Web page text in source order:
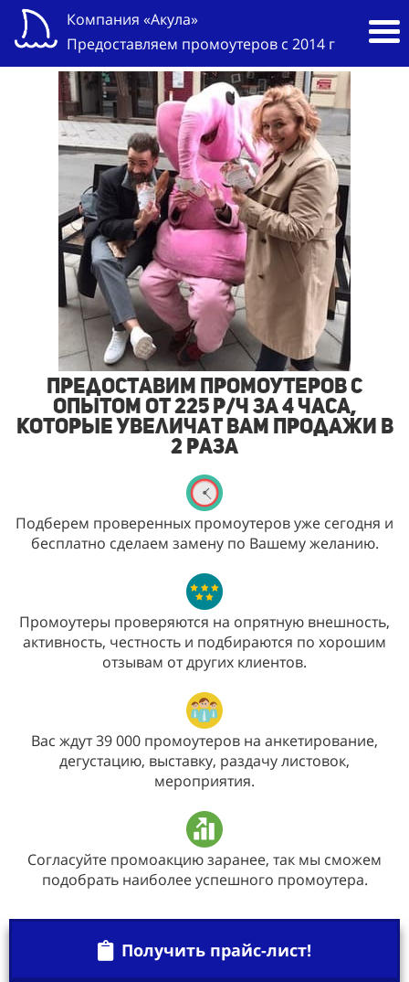
Компания «Акула»
Предоставляем промоутеров с 2014 г
Предоставим промоутеров с
опытом от 225 р/ч за 4 часа,
которые увеличат Вам продажи в
2 раза
Подберем проверенных промоутеров уже сегодня и
бесплатно сделаем замену по Вашему желанию.
Промоутеры проверяются на опрятную внешность,
активность, честность и подбираются по хорошим
отзывам от других клиентов.
Вас ждут 39 000 промоутеров на анкетирование,
дегустацию, выставку, раздачу листовок,
мероприятия.
Согласуйте промоакцию заранее, так мы сможем
подобрать наиболее успешного промоутера.
Получить прайс-лист!